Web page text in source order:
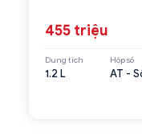
455 triệu
Dung tích
1.2 L
Hộp số
AT -